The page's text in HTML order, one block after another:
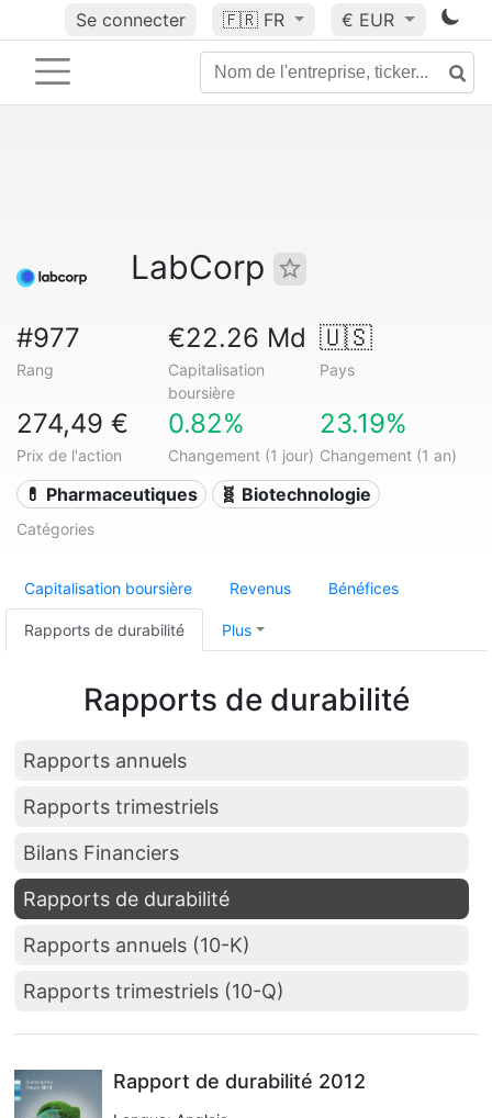
Se connecter 🇫🇷 FR € EUR
LabCorp
#977
Rang
€22.26 Md
Capitalisation
boursière
🇺🇸
Pays
274,49 €
Prix de l'action
0.82%
Changement (1 jour)
23.19%
Changement (1 an)
💊 Pharmaceutiques 🧬 Biotechnologie
Catégories
Capitalisation boursière Revenus Bénéfices
Rapports de durabilité Plus
Rapports de durabilité
Rapports annuels
Rapports trimestriels
Bilans Financiers
Rapports de durabilité
Rapports annuels (10-K)
Rapports trimestriels (10-Q)
Rapport de durabilité 2012